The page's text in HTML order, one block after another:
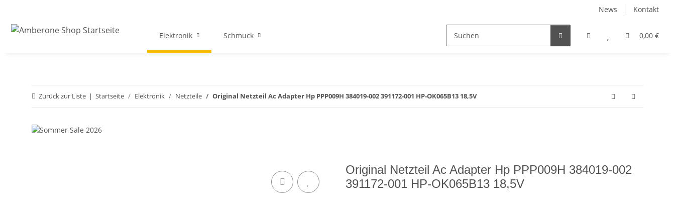
News Kontakt
0,00 €
Elektronik Schmuck
Zurück zur Liste Startseite Elektronik Netzteile Original Netzteil Ac Adapter Hp PPP009H 384019-002 391172-001 HP-OK065B13 18,5V
Original Netzteil Ac Adapter Hp PPP009H 384019-002
391172-001 HP-OK065B13 18,5V